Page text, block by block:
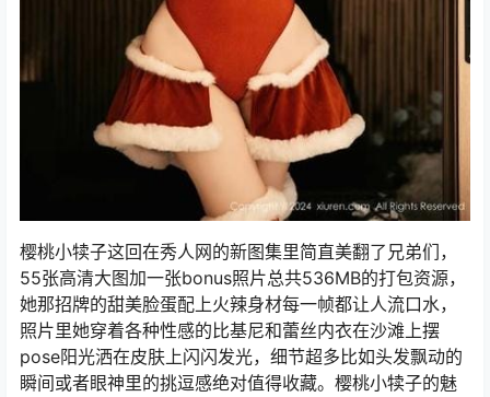
樱桃小犊子这回在秀人网的新图集里简直美翻了兄弟们，
55张高清大图加一张bonus照片总共536MB的打包资源，
她那招牌的甜美脸蛋配上火辣身材每一帧都让人流口水，
照片里她穿着各种性感的比基尼和蕾丝内衣在沙滩上摆
pose阳光洒在皮肤上闪闪发光，细节超多比如头发飘动的
瞬间或者眼神里的挑逗感绝对值得收藏。樱桃小犊子的魅